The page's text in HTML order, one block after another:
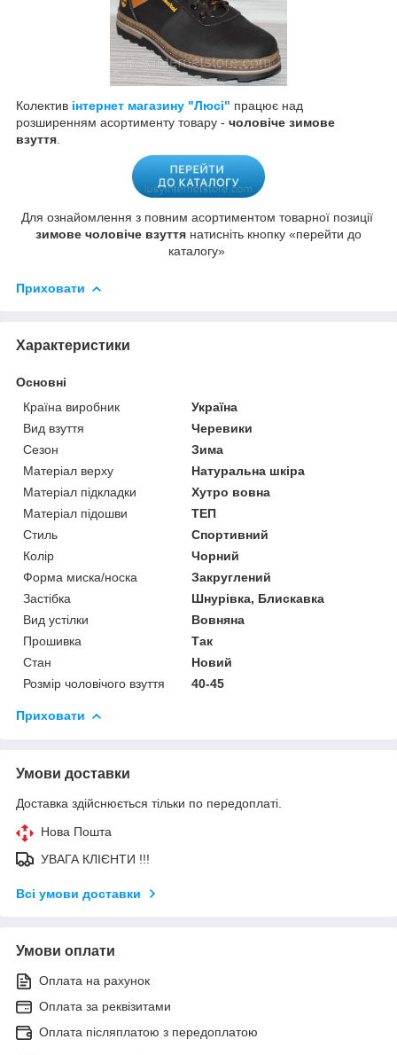
Колектив інтернет магазину "Люсі" працює над
розширенням асортименту товару - чоловіче зимове
взуття
Для ознайомлення з повним асортиментом товарної позиції
зимове чоловіче взуття натисніть кнопку «перейти до
каталогу»
Приховати
Характеристики
Основні
Країна виробник
Україна
Вид взуття
Черевики
Сезон
Зима
Матеріал верху
Натуральна шкіра
Матеріал підкладки
Хутро вовна
Матеріал підошви
ТЕП
Стиль
Спортивний
Колір
Чорний
Форма миска/носка
Закруглений
Застібка
Шнурівка, Блискавка
Вид устілки
Вовняна
Прошивка
Так
Стан
Новий
Розмір чоловічого взуття
40-45
Приховати
Умови доставки
Доставка здійснюється тільки по передоплаті.
Нова Пошта
УВАГА КЛІЄНТИ !!!
Всі умови доставки
Умови оплати
Оплата на рахунок
Оплата за реквізитами
Оплата післяплатою з передоплатою